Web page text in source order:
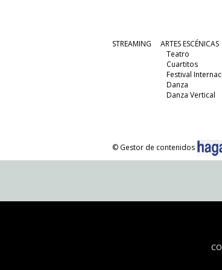
STREAMING
ARTES ESCÉNICAS
Teatro
Cuartitos
Festival
Danza
Danza Vertical
© Gestor de contenidos